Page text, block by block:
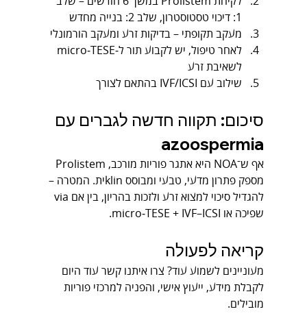
1: דיכוי טסטוסטרון, שלב 2: בנייה מחדש
מעקב תקופתי – בדיקות זרע ומעקב הורמונלי
לשאיבת זרע
שילוב עם IVF/ICSI בהתאם לצורך
סיכום: תקווה חדשה לגברים עם
azoospermia
מספק פתרון מדעי, טבעי ומבוסס klinית. המטרה –
להגדיל סיכוי למצוא זרע ולזכות בהריון, בין אם via
שפיכה או micro‑TESE + IVF–ICSI.
קריאה לפעולה
מעוניינים לשמוע עוד? צרו איתנו קשר עוד היום
לקבלת מידע, ייעוץ אישי, והפניה למרכזי פוריות
מובילים.